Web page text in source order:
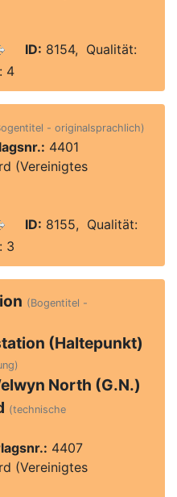
ID: 8154, Qualität:
4
- originalsprachlich)
4401
(Vereinigtes
ID: 8155, Qualität:
3
(Bogentitel -
(Haltepunkt)
North (G.N.)
(technische
4407
(Vereinigtes